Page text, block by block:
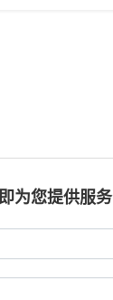
为您提供服务